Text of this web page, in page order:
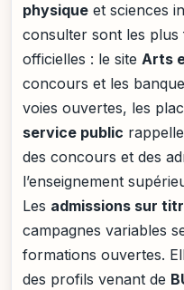
physique et sciences
consulter sont les plus
officielles : le site Arts
concours et les
voies ouvertes, les
service public
des concours et des
l’enseignement
Les admissions sur
campagnes variables
formations ouvertes.
des profils venant de